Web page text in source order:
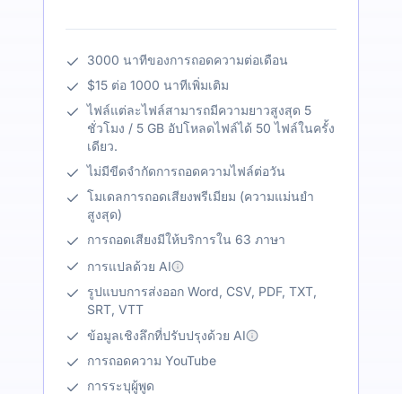
3000 นาทีของการถอดความต่อเดือน
$15 ต่อ 1000 นาทีเพิ่มเติม
ไฟล์แต่ละไฟล์สามารถมีความยาวสูงสุด 5
ชั่วโมง / 5 GB อัปโหลดไฟล์ได้ 50 ไฟล์ในครั้ง
เดียว.
ไม่มีขีดจำกัดการถอดความไฟล์ต่อวัน
โมเดลการถอดเสียงพรีเมียม (ความแม่นยำ
สูงสุด)
การถอดเสียงมีให้บริการใน 63 ภาษา
การแปลด้วย AI
รูปแบบการส่งออก Word, CSV, PDF, TXT,
SRT, VTT
ข้อมูลเชิงลึกที่ปรับปรุงด้วย AI
การถอดความ YouTube
การระบุผู้พูด